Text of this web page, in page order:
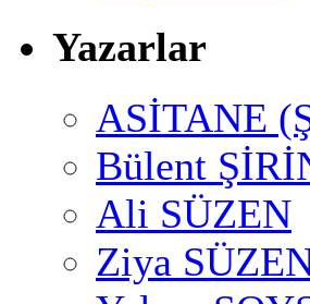
Yazarlar
ASİTANE
Bülent
Ali SÜZEN
Ziya